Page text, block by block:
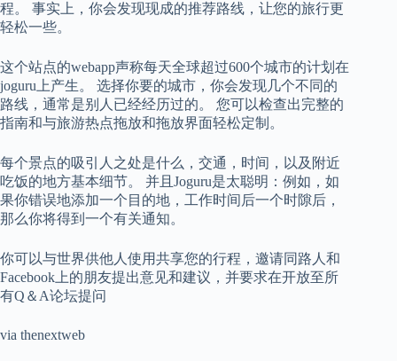
程。 事实上，你会发现现成的推荐路线，让您的旅行更
轻松一些。
这个站点的webapp声称每天全球超过600个城市的计划在
joguru上产生。 选择你要的城市，你会发现几个不同的
路线，通常是别人已经经历过的。 您可以检查出完整的
指南和与旅游热点拖放和拖放界面轻松定制。
每个景点的吸引人之处是什么，交通，时间，以及附近
吃饭的地方基本细节。 并且Joguru是太聪明：例如，如
果你错误地添加一个目的地，工作时间后一个时隙后，
那么你将得到一个有关通知。
你可以与世界供他人使用共享您的行程，邀请同路人和
Facebook上的朋友提出意见和建议，并要求在开放至所
有Q＆A论坛提问
via thenextweb